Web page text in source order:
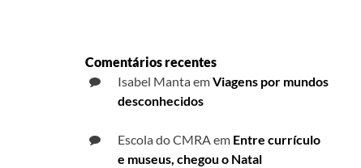
Comentários recentes
Isabel MantaemViagens por mundos
desconhecidos
Escola do CMRAem Entre currículo
e museus, chegou o Natal